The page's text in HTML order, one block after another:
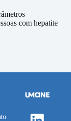
com hepatite